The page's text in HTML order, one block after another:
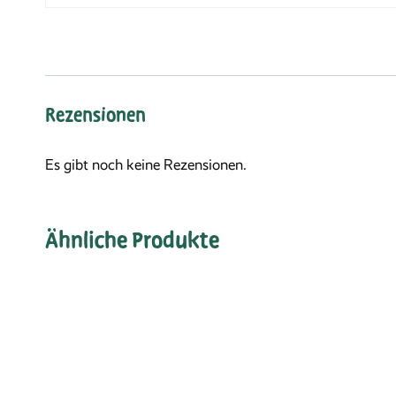
Rezensionen
Es gibt noch keine Rezensionen.
Ähnliche Produkte